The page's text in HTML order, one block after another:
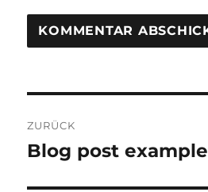
ZURÜCK
Vorheriger
Blog post example